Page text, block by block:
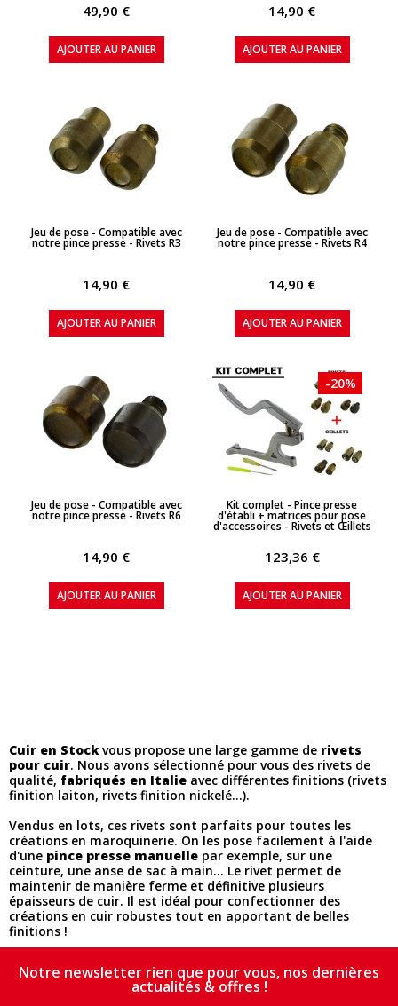
49,90 €
AJOUTER AU PANIER
14,90 €
AJOUTER AU PANIER
APERÇU RAPIDE
Jeu de pose - Compatible avec
notre pince presse - Rivets R3
14,90 €
AJOUTER AU PANIER
APERÇU RAPIDE
Jeu de pose - Compatible avec
notre pince presse - Rivets R4
14,90 €
AJOUTER AU PANIER
APERÇU RAPIDE
Jeu de pose - Compatible avec
notre pince presse - Rivets R6
14,90 €
AJOUTER AU PANIER
APERÇU RAPIDE
-20%
Kit complet - Pince presse
d'établi + matrices pour pose
d'accessoires - Rivets et Œillets
123,36 €
AJOUTER AU PANIER
Cuir en Stockvous propose une large gamme de rivets
pour cuir. Nous avons sélectionné pour vous des rivets de
qualité, fabriqués en Italie avec différentes finitions (rivets
finition laiton, rivets finition nickelé...).
Vendus en lots, ces rivets sont parfaits pour toutes les
créations en maroquinerie. On les pose facilement à l'aide
d'une pince presse manuelle par exemple, sur une
ceinture, une anse de sac à main... Le rivet permet de
maintenir de manière ferme et définitive plusieurs
épaisseurs de cuir. Il est idéal pour confectionner des
créations en cuir robustes tout en apportant de belles
finitions !
Notre newsletter rien que pour vous, nos dernières
actualités & offres !